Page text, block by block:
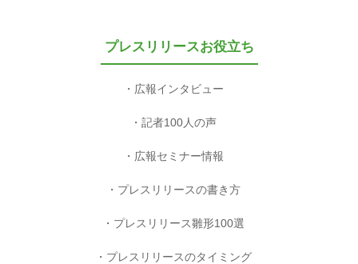
プレスリリースお役立ち
広報インタビュー
記者100人の声
広報セミナー情報
プレスリリースの書き方
プレスリリース雛形100選
プレスリリースのタイミング